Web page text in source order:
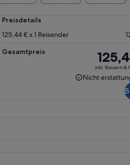
Preisdetails
125,44 € x 1 Reisender
Gesamtpreis
Der
Preis
beträgt
125,44 €
inkl. Steuern &
Nicht
Nicht
erstattungsfähig